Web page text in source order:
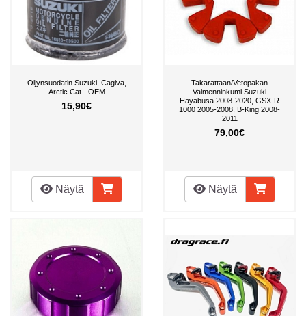
Öljynsuodatin Suzuki, Cagiva,
Arctic Cat - OEM
15,90€
Näytä
Takarattaan/Vetopakan
Vaimenninkumi Suzuki
Hayabusa 2008-2020, GSX-R
1000 2005-2008, B-King 2008-
2011
79,00€
Näytä